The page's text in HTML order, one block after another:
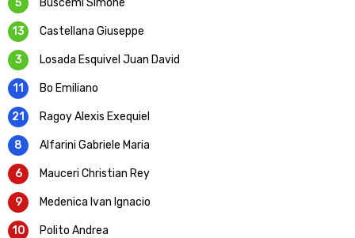
5 Buscemi Simone
13 Castellana Giuseppe
3 Losada Esquivel Juan David
11 Bo Emiliano
21 Ragoy Alexis Exequiel
8 Alfarini Gabriele Maria
6 Mauceri Christian Rey
9 Medenica Ivan Ignacio
10 Polito Andrea